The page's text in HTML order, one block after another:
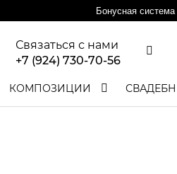
Бонусная система
Связаться с нами
+7 (924) 730-70-56
КОМПОЗИЦИИ